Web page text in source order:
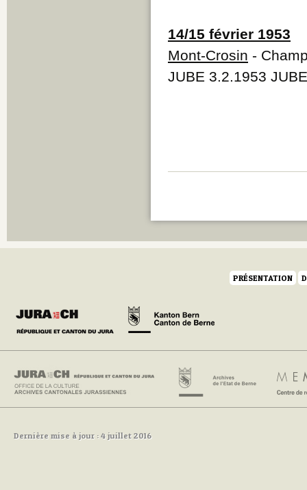
14/15 février 1953
Mont-Crosin -
JUBE 3.2.1953
PRÉSENTATION
Dernière mise à jour : 4 juillet 2016